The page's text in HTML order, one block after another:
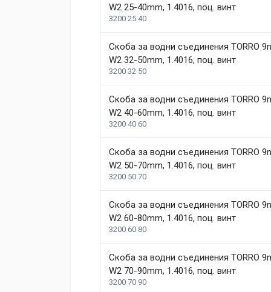
Post Your Review
W2 25-40mm, 1.4016, поц. винт
3200 25 40
Скоба за водни съединения TORRО
W2 32-50mm, 1.4016, поц. винт
3200 32 50
Скоба за водни съединения TORRО
W2 40-60mm, 1.4016, поц. винт
3200 40 60
Скоба за водни съединения TORRО
W2 50-70mm, 1.4016, поц. винт
3200 50 70
Скоба за водни съединения TORRО
W2 60-80mm, 1.4016, поц. винт
3200 60 80
Скоба за водни съединения TORRО
W2 70-90mm, 1.4016, поц. винт
3200 70 90